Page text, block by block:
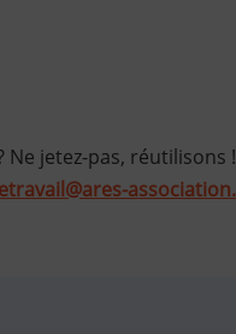
jetez-pas, réutilisons